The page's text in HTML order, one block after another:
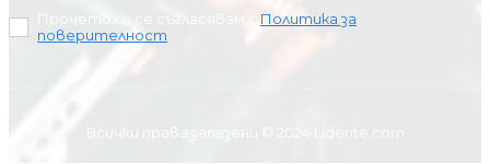
Прочетох и се съгласявам с Политика за
поверителност
Всички права запазени © 2024 Liderite.com